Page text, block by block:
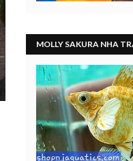
MOLLY SAKURA NHA